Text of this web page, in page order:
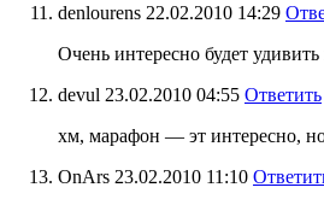
denlourens 22.02.2010 14:29
Очень интересно будет
devul 23.02.2010 04:55 Ответить
хм, марафон — эт интересно,
OnArs 23.02.2010 11:10